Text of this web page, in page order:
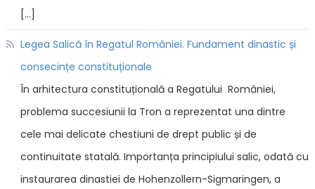
[…]
Legea Salică în Regatul României. Fundament dinastic și
consecințe constituționale
În arhitectura constituțională a Regatului României,
problema succesiunii la Tron a reprezentat una dintre
cele mai delicate chestiuni de drept public și de
continuitate statală. Importanța principiului salic, odată cu
instaurarea dinastiei de Hohenzollern-Sigmaringen, a